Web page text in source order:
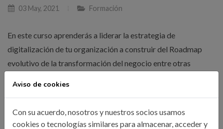
03 May, 2021 Formación
En este curso aprenderás a liderar la estrategia de
digitalización de tu organización a construir del Roadmap
evolutivo de la transformación del negocio entre otras
LEER MÁS
Aviso de cookies
Con su acuerdo, nosotros y nuestros socios usamos
cookies o tecnologías similares para almacenar, acceder y